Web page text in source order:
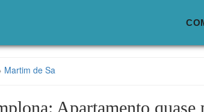
Martim de Sa
Apartamento